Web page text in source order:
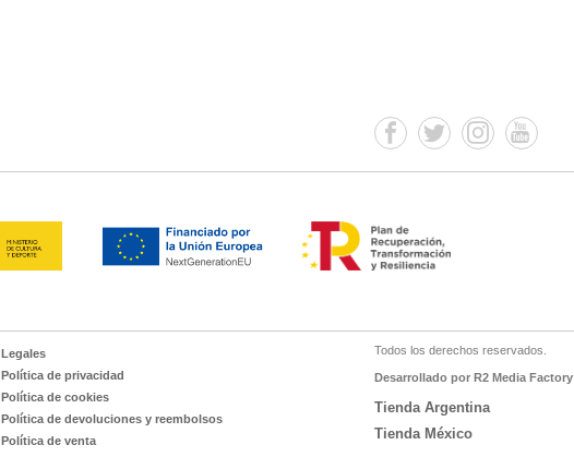
Legales
Política de privacidad
Política de cookies
Política de devoluciones y reembolsos
Política de venta
Todos los derechos reservados.
Desarrollado por R2 Media Factory
Tienda Argentina
Tienda México